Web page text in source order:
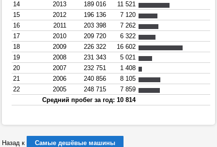
14
2013 189 016
11 521
15
2012 196 136
7 120
16
2011 203 398
7 262
17
2010 209 720
6 322
18
2009 226 322
16 602
19
2008 231 343
5 021
20
2007 232 751
1 408
21
2006 240 856
8 105
22
2005 248 715
7 859
Средний пробег за год: 10 814
Назад к Самые дешёвые машины